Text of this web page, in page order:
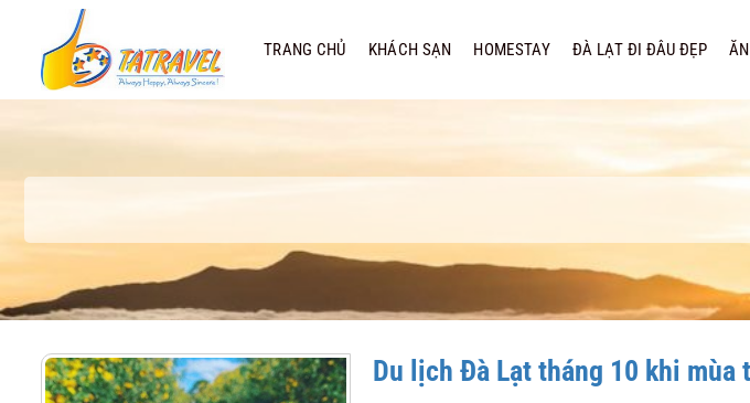
dung
TRANG CHỦ KHÁCH SẠN HOMESTAY ĐÀ LẠT ĐI ĐÂU ĐẸP
Du lịch Đà Lạt tháng 10 khi mùa